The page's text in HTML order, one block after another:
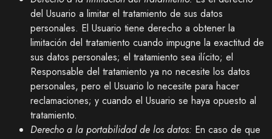
del Usuario a limitar el tratamiento de sus datos
personales. El Usuario tiene derecho a obtener la
limitación del tratamiento cuando impugne la exactitud de
sus datos personales; el tratamiento sea ilícito; el
Responsable del tratamiento ya no necesite los datos
personales, pero el Usuario lo necesite para hacer
reclamaciones; y cuando el Usuario se haya opuesto al
tratamiento.
Derecho a la portabilidad de los datos: En caso de que